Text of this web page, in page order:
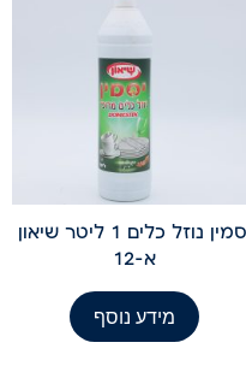
יסמין נוזל כלים 1 ליטר שיאון
א-12
מידע נוסף